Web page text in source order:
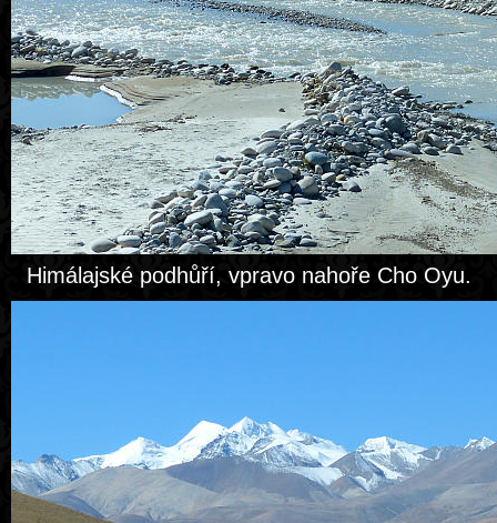
Himálajské podhůří, vpravo nahoře Cho Oyu.